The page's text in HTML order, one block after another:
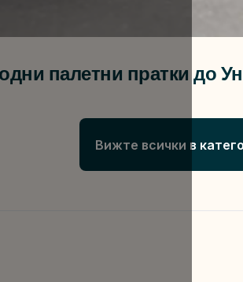
палетни пратки до
Вижте всички в